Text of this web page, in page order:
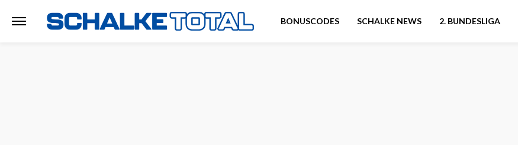
BONUSCODES SCHALKE NEWS 2. BUNDESLIGA